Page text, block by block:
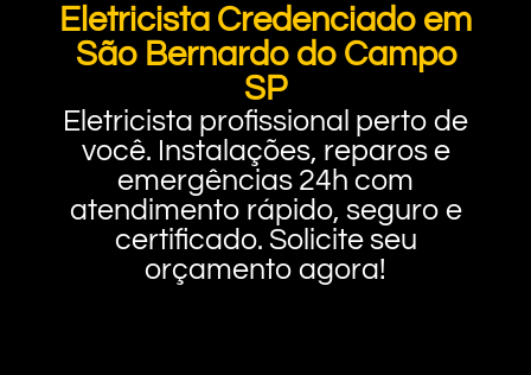
Eletricista Credenciado em
São Bernardo do Campo
SP
Eletricista profissional perto de
você. Instalações, reparos e
emergências 24h com
atendimento rápido, seguro e
certificado. Solicite seu
orçamento agora!